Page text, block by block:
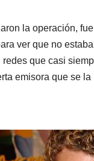
la operación,
ver que no
redes que casi
emisora que se